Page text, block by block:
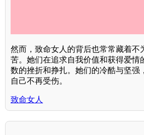
然而，致命女人的背后也常常藏着不
苦。她们在追求自我价值和获得爱情
数的挫折和挣扎。她们的冷酷与坚强
自己不再受伤。
致命女人